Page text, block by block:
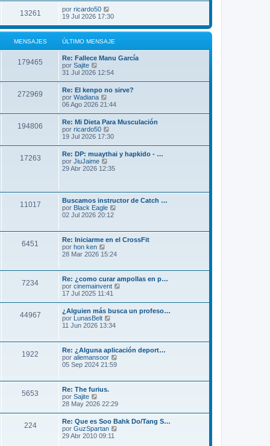
13261 por ricardo50
19 Jul 2026 17:30
MENSAJES ÚLTIMO MENSAJE
179465
Re: Fallece Manu García
por Sajite
e
l
t
i
m
o
m
e
n
s
a
j
e
31 Jul 2026 12:54
272969
Re: El kenpo no sirve?
por Wadiana
e
l
t
i
m
o
e
a
j
e
06 Ago 2026 21:44
194806
Re: Mi Dieta Para Musculación
por ricardo50
e
l
t
i
m
e
n
s
j
e
19 Jul 2026 17:30
17263
Re: DP: muaythai y hapkido - …
por JiuJaime
e
i
m
o
e
n
a
e
29 Abr 2026 12:35
11017
Buscamos instructor de Catch …
por Black Eagle
t
m
m
e
n
a
j
e
02 Jul 2026 20:12
6451
Re: Iniciarme en el CrossFit
por hon ken
e
t
i
m
o
m
e
n
a
j
e
28 Mar 2026 15:24
7234
Re: ¿como curar ampollas en p…
por cinemainvent
l
o
m
a
17 Jul 2025 11:41
44967
¿Alguien más busca un profeso…
por LunasBelt
e
l
t
i
m
m
s
a
e
11 Jun 2026 13:34
1922
Re: ¿Alguna aplicación deport…
por aliemansoor
m
o
m
05 Sep 2024 21:59
5653
Re: The furius.
por Sajite
e
ú
l
t
i
28 May 2026 22:29
224
Re: Que es Soo Bahk Do/Tang S…
por GuzSpartan
29 Abr 2010 09:11